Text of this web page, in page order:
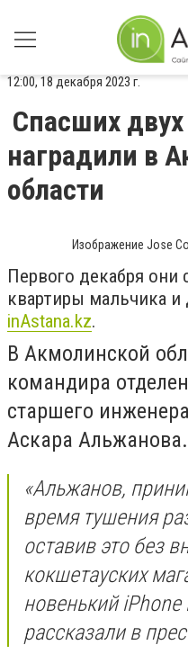
12:00, 18 декабря 2023 г.
Спасших
наградили в
области
Изображение Jose
Первого декабря они
квартиры мальчика и
inAstana.kz.
В Акмолинской
командира
старшего
Аскара Альжанова.
«Альжанов,
время тушения
оставив это без
кокшетауских
новенький
рассказали в